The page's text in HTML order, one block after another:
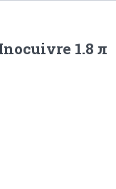
1.8 л